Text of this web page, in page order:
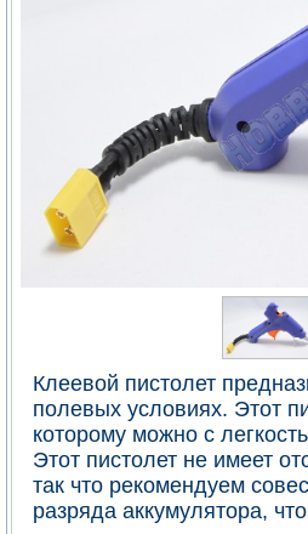
Клеевой пистолет
полевых условиях. Этот
которому можно с
Этот пистолет не имеет
так что рекомендуем
разряда аккумулятора,